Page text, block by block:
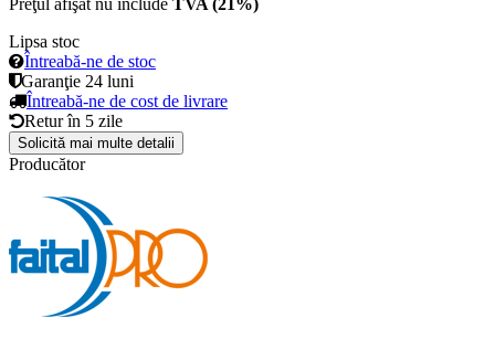
Lipsa stoc
Întreabă-ne de stoc
Garanţie 24 luni
Întreabă-ne de cost de livrare
Retur în 5 zile
Solicită mai multe detalii
Producător